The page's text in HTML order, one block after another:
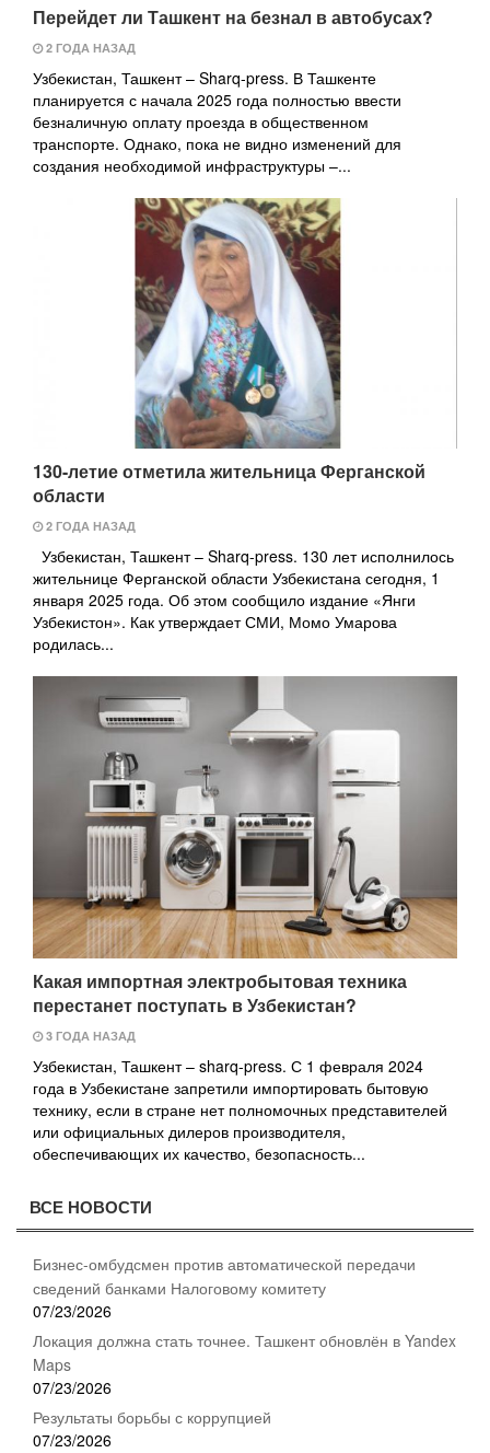
Перейдет ли Ташкент на безнал в автобусах?
2 ГОДА НАЗАД
Узбекистан, Ташкент – Sharq-press. В Ташкенте
планируется с начала 2025 года полностью ввести
безналичную оплату проезда в общественном
транспорте. Однако, пока не видно изменений для
создания необходимой инфраструктуры –...
130-летие отметила жительница Ферганской
области
2 ГОДА НАЗАД
Узбекистан, Ташкент – Sharq-press. 130 лет исполнилось
жительнице Ферганской области Узбекистана сегодня, 1
января 2025 года. Об этом сообщило издание «Янги
Узбекистон». Как утверждает СМИ, Момо Умарова
родилась...
Какая импортная электробытовая техника
перестанет поступать в Узбекистан?
3 ГОДА НАЗАД
Узбекистан, Ташкент – sharq-press. С 1 февраля 2024
года в Узбекистане запретили импортировать бытовую
технику, если в стране нет полномочных представителей
или официальных дилеров производителя,
обеспечивающих их качество, безопасность...
ВСЕ НОВОСТИ
Бизнес-омбудсмен против автоматической передачи
сведений банками Налоговому комитету
07/23/2026
Локация должна стать точнее. Ташкент обновлён в Yandex
Maps
07/23/2026
Результаты борьбы с коррупцией
07/23/2026